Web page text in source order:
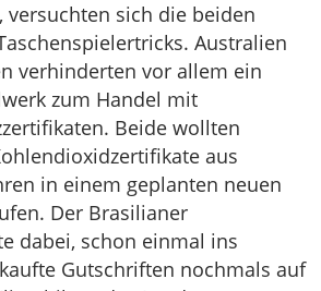
versuchten sich die beiden
Australien
verhinderten vor allem ein
zum Handel mit
Beide wollten
aus
in einem geplanten neuen
Der Brasilianer
dabei, schon einmal ins
Gutschriften nochmals auf